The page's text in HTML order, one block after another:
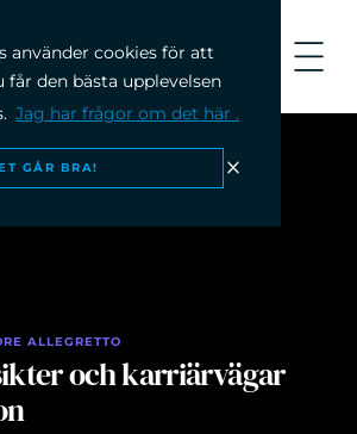
använder cookies för att
får den bästa upplevelsen
Jag har frågor om det här .
GÅR BRA!
ALLEGRETTO
och karriärvägar